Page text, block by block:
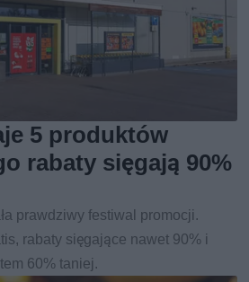
5 produktów
rabaty sięgają 90%
prawdziwy festiwal promocji.
rabaty sięgające nawet 90% i
60% taniej.